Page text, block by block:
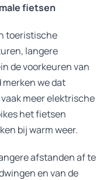
fietsen
toeristische
langere
de voorkeuren van
we dat
meer elektrische
het fietsen
bij warm weer.
afstanden af te
en van de